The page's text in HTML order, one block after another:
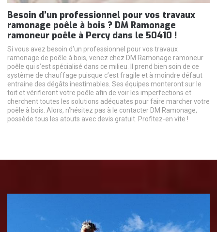
Besoin d’un professionnel pour vos travaux
ramonage poêle à bois ? DM Ramonage
ramoneur poêle à Percy dans le 50410 !
Si vous avez besoin d’un professionnel pour vos travaux
ramonage de poêle à bois, venez chez DM Ramonage ramoneur
poêle qui s’est spécialisé dans ce milieu. Il prend bien soin de ce
système de chauffage puisque c’est fragile et à moindre défaut
entraine des dégâts inestimables. Ses équipes monteront sur le
toit et vérifieront votre poêle afin de voir les imperfections et
cherchent toutes les solutions adéquates pour faire marcher votre
poêle à bois. Alors, n’hésitez pas à le contacter DM Ramonage,
possède tous les atouts avec devis gratuit. Profitez-en vite !